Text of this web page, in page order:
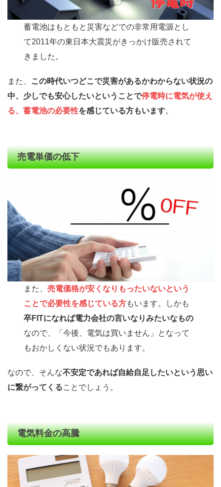
蓄電池はもともと災害などでの非常用電源とし
て2011年の東日本大震災がきっかけ販売されて
きました。
また、
この時代いつどこで災害があるかわからない状況の
中、少しでも安心したいということで停電時に電気が使え
る、蓄電池の必要性を感じている方もいます。
売電単価の低下
また、売電価格が安くなりもったいないという
ことで必要性を感じている方もいます。しかも
卒FITになれば電力会社の言いなりみたいなもの
なので、「今後、電気は買いません」となって
もおかしくない状況でもあります。
なので、そんな不安定であれば自給自足したいという思い
に繋がってくることでしょう。
電気料金の高騰